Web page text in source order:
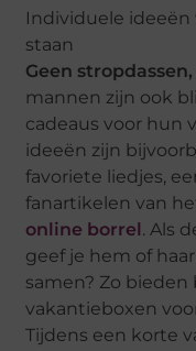
Individuele
staan
Geen
mannen zijn ook
cadeaus voor hun
ideeën zijn
favoriete liedjes,
fanartikelen van
online borrel. Als
geef je hem of
samen? Zo
vakantieboxen
Tijdens een korte